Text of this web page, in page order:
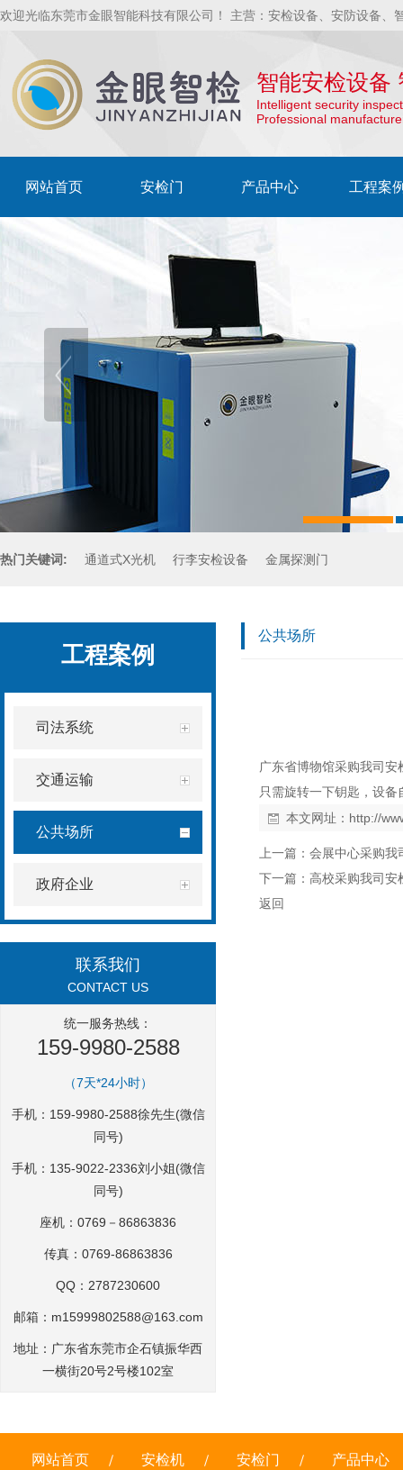
欢迎光临东莞市金眼智能科技有限公司！ 主营：安检设备、安防设备
智能安检设备
Intelligent security
Professional
网站首页 安检门 产品中心 工程案
热门关键词: 通道式X光机 行李安检设备 金属探测门
工程案例
司法系统
交通运输
公共场所
政府企业
联系我们
CONTACT US
统一服务热线：
159-9980-2588
（7天*24小时）
手机：159-9980-2588徐先生(微信
同号)
手机：135-9022-2336刘小姐(微信
同号)
座机：0769－86863836
传真：0769-86863836
QQ：2787230600
邮箱： m15999802588@163.com
地址：广东省东莞市企石镇振华西
一横街20号2号楼102室
公共场所
广东省博物馆采购我司
只需旋转一下钥匙，设
本文网址： http://
上一篇： 会展中心采购我
下一篇： 高校采购我司安
返回
网站首页 安检机 安检门 产品中心